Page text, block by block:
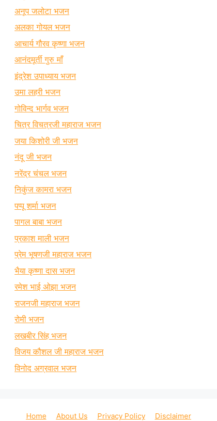
अनूप जलोटा भजन
अलका गोयल भजन
आचार्य गौरव कृष्णा भजन
आनंदमूर्ती गुरु माँ
इंद्रेश उपाध्याय भजन
उमा लहरी भजन
गोविन्द भार्गव भजन
चित्र विचत्रजी महाराज भजन
जया किशोरी जी भजन
नंदू जी भजन
नरेंद्र चंचल भजन
निकुंज कामरा भजन
पप्पू शर्मा भजन
पागल बाबा भजन
प्रकाश माली भजन
प्रेम भूषणजी महाराज भजन
भैया कृष्णा दास भजन
रमेश भाई ओझा भजन
राजनजी महाराज भजन
रोमी भजन
लखबीर सिंह भजन
विजय कौशल जी महाराज भजन
विनोद अग्रवाल भजन
Home About Us Privacy Policy Disclaimer